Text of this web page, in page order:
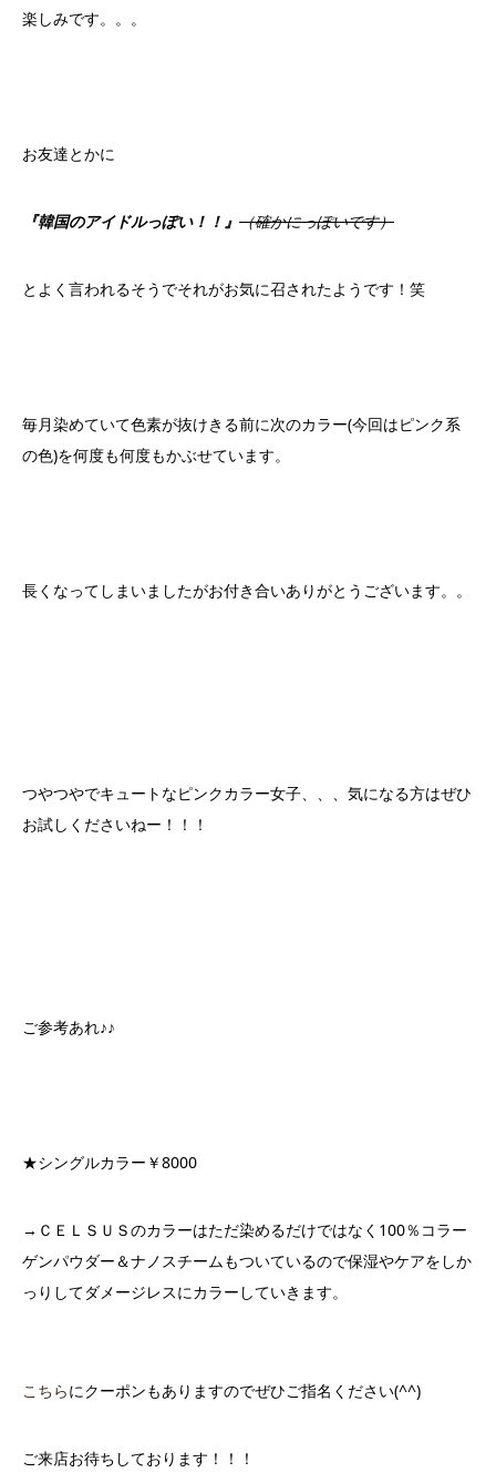
楽しみです。。。
お友達とかに
『韓国のアイドルっぽい！！』 （確かにっぽいです）
とよく言われるそうでそれがお気に召されたようです！笑
毎月染めていて色素が抜けきる前に次のカラー(今回はピンク系
の色)を何度も何度もかぶせています。
長くなってしまいましたがお付き合いありがとうございます。。
つやつやでキュートなピンクカラー女子、、、気になる方はぜひ
お試しくださいねー！！！
ご参考あれ♪♪
★シングルカラー￥8000
→ＣＥＬＳＵＳのカラーはただ染めるだけではなく100％コラー
ゲンパウダー＆ナノスチームもついているので保湿やケアをしか
っりしてダメージレスにカラーしていきます。
こちらにクーポンもありますのでぜひご指名ください(^^)
ご来店お待ちしております！！！